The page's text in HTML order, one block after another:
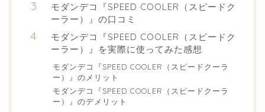
モダンデコ『SPEED COOLER（スピードク
ーラー）』の口コミ
モダンデコ『SPEED COOLER（スピードク
ーラー）』を実際に使ってみた感想
モダンデコ『SPEED COOLER（スピードクーラ
ー）』のメリット
モダンデコ『SPEED COOLER（スピードクーラ
ー）』のデメリット